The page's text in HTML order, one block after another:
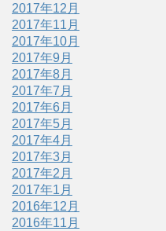
2017年12月
2017年11月
2017年10月
2017年9月
2017年8月
2017年7月
2017年6月
2017年5月
2017年4月
2017年3月
2017年2月
2017年1月
2016年12月
2016年11月